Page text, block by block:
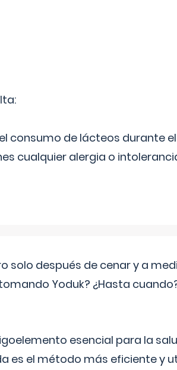
consumo de lácteos durante el
cualquier alergia o
solo después de cenar y a
Yoduk? ¿Hasta
esencial para la
es el método más eficiente y